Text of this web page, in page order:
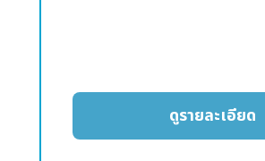
ดูรายละเอียด